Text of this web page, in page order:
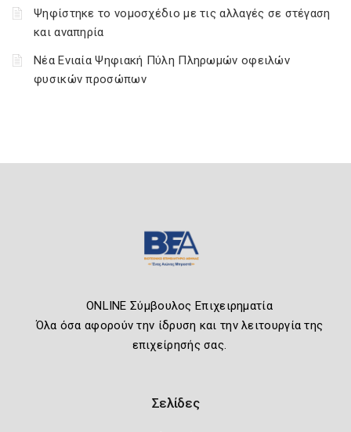
Ψηφίστηκε το νομοσχέδιο με τις αλλαγές σε στέγαση
και αναπηρία
Νέα Ενιαία Ψηφιακή Πύλη Πληρωμών οφειλών
φυσικών προσώπων
ONLINE Σύμβουλος Επιχειρηματία
Όλα όσα αφορούν την ίδρυση και την λειτουργία της
επιχείρησής σας.
Σελίδες